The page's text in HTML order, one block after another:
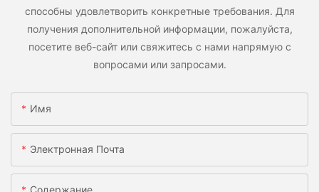
способны удовлетворить конкретные требования. Для
получения дополнительной информации, пожалуйста,
посетите веб-сайт или свяжитесь с нами напрямую с
вопросами или запросами.
Имя
Электронная Почта
Содержание